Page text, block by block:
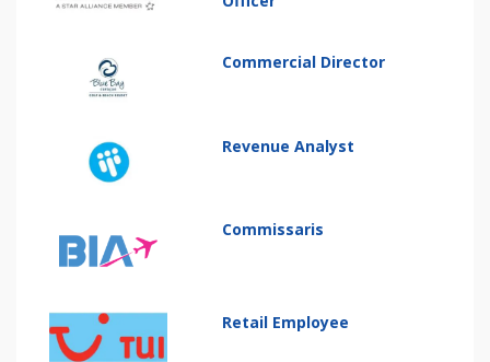
Commercial Director
Revenue Analyst
Commissaris
Retail Employee